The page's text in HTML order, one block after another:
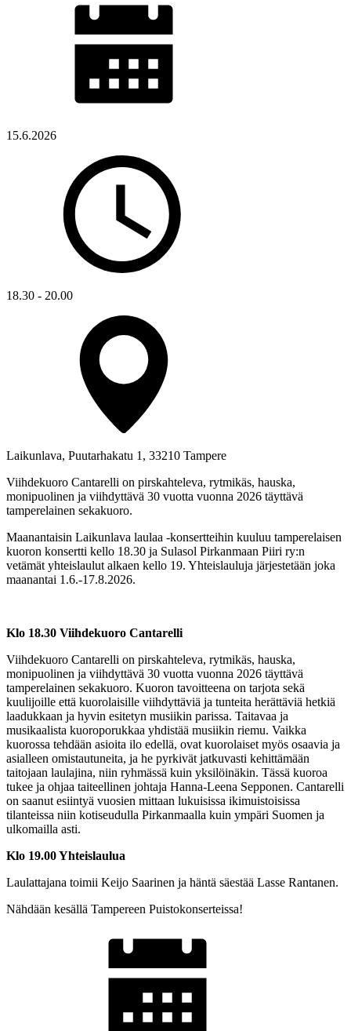
15.6.2026
18.30 - 20.00
Laikunlava, Puutarhakatu 1, 33210 Tampere
Viihdekuoro Cantarelli on pirskahteleva, rytmikäs, hauska,
monipuolinen ja viihdyttävä 30 vuotta vuonna 2026 täyttävä
tamperelainen sekakuoro.
Maanantaisin Laikunlava laulaa -konsertteihin kuuluu tamperelaisen
kuoron konsertti kello 18.30 ja Sulasol Pirkanmaan Piiri ry:n
vetämät yhteislaulut alkaen kello 19. Yhteislauluja järjestetään joka
maanantai 1.6.-17.8.2026.
Klo 18.30 Viihdekuoro Cantarelli
Viihdekuoro Cantarelli on pirskahteleva, rytmikäs, hauska,
monipuolinen ja viihdyttävä 30 vuotta vuonna 2026 täyttävä
tamperelainen sekakuoro. Kuoron tavoitteena on tarjota sekä
kuulijoille että kuorolaisille viihdyttäviä ja tunteita herättäviä hetkiä
laadukkaan ja hyvin esitetyn musiikin parissa. Taitavaa ja
musikaalista kuoroporukkaa yhdistää musiikin riemu. Vaikka
kuorossa tehdään asioita ilo edellä, ovat kuorolaiset myös osaavia ja
asialleen omistautuneita, ja he pyrkivät jatkuvasti kehittämään
taitojaan laulajina, niin ryhmässä kuin yksilöinäkin. Tässä kuoroa
tukee ja ohjaa taiteellinen johtaja Hanna-Leena Sepponen. Cantarelli
on saanut esiintyä vuosien mittaan lukuisissa ikimuistoisissa
tilanteissa niin kotiseudulla Pirkanmaalla kuin ympäri Suomen ja
ulkomailla asti.
Klo 19.00 Yhteislaulua
Laulattajana toimii Keijo Saarinen ja häntä säestää Lasse Rantanen.
Nähdään kesällä Tampereen Puistokonserteissa!